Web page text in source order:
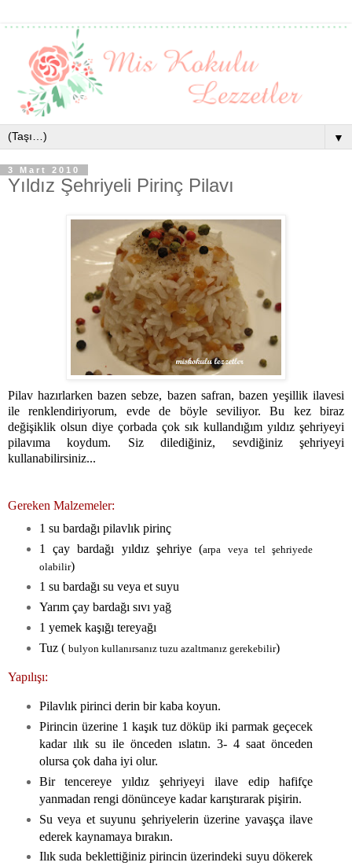
▼
3 Mart 2010
Yıldız Şehriyeli Pirinç Pilavı
Pilav hazırlarken bazen sebze, bazen safran, bazen yeşillik ilavesi
ile renklendiriyorum, evde de böyle seviliyor. Bu kez biraz
değişiklik olsun diye çorbada çok sık kullandığım yıldız şehriyeyi
pilavıma koydum. Siz dilediğiniz, sevdiğiniz şehriyeyi
kullanabilirsiniz...
Gereken Malzemeler:
1 su bardağı pilavlık pirinç
1 çay bardağı yıldız şehriye (arpa veya tel şehriyede
olabilir)
1 su bardağı su veya et suyu
Yarım çay bardağı sıvı yağ
1 yemek kaşığı tereyağı
Tuz ( bulyon kullanırsanız tuzu azaltmanız gerekebilir)
Yapılışı:
Pilavlık pirinci derin bir kaba koyun.
Pirincin üzerine 1 kaşık tuz döküp iki parmak geçecek
kadar ılık su ile önceden ıslatın. 3- 4 saat önceden
olursa çok daha iyi olur.
Bir tencereye yıldız şehriyeyi ilave edip hafifçe
yanmadan rengi dönünceye kadar karıştırarak pişirin.
Su veya et suyunu şehriyelerin üzerine yavaşça ilave
ederek kaynamaya bırakın.
Ilık suda beklettiğiniz pirincin üzerindeki suyu dökerek